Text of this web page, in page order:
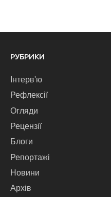
РУБРИКИ
Інтерв'ю
Рефлексії
Огляди
Рецензії
Блоги
Репортажі
Новини
Архів